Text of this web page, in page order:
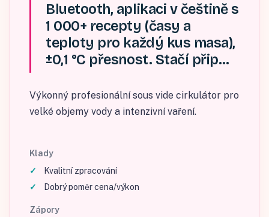
Bluetooth, aplikaci v češtině s
1 000+ recepty (časy a
teploty pro každý kus masa),
±0,1 °C přesnost. Stačí přip…
Výkonný profesionální sous vide cirkulátor pro
velké objemy vody a intenzivní vaření.
Klady
Kvalitní zpracování
Dobrý poměr cena/výkon
Zápory